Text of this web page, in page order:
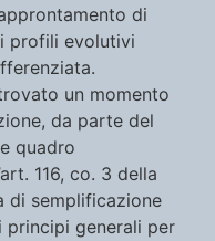
di
profili evolutivi
un momento
da parte del
quadro
116, co. 3 della
di semplificazione
principi generali per